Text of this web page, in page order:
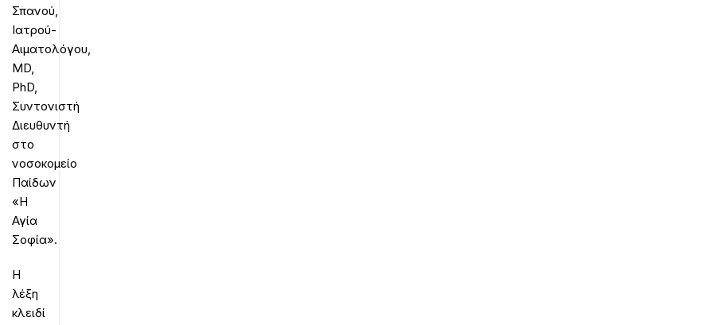
Σπανού,
Ιατρού-
Αιματολόγου,
MD,
PhD,
Συντονιστή
Διευθυντή
στο
νοσοκομείο
Παίδων
«Η
Αγία
Σοφία».
Η
λέξη
κλειδί